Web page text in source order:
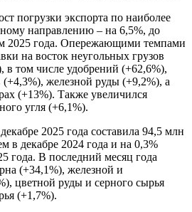
погрузки экспорта по наиболее
направлению – на 6,5%, до
2025 года. Опережающими темпами
на восток неугольных грузов
в том числе удобрений (+62,6%),
железной руды (+9,2%), а
(+13%). Также увеличился
угля (+6,1%).
2025 года составила 94,5 млн
в декабре 2024 года и на 0,3%
года. В последний месяц года
(+34,1%), железной и
цветной руды и серного сырья
(+1,7%).